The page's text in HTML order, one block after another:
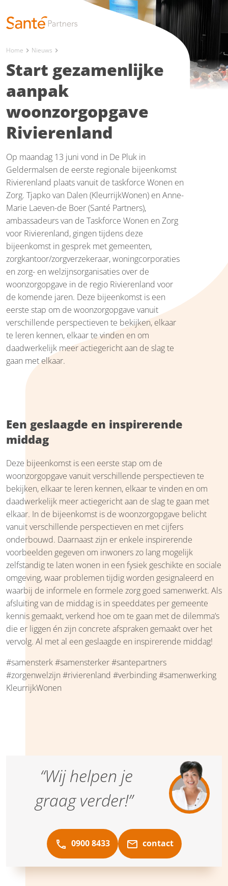
Home chevron_right Nieuws chevron_right
Start gezamenlijke
aanpak
woonzorgopgave
Rivierenland
Op maandag 13 juni vond in De Pluk in
Geldermalsen de eerste regionale bijeenkomst
Rivierenland plaats vanuit de taskforce Wonen en
Zorg. Tjapko van Dalen (KleurrijkWonen) en Anne-
Marie Laeven-de Boer (Santé Partners),
ambassadeurs van de Taskforce Wonen en Zorg
voor Rivierenland, gingen tijdens deze
bijeenkomst in gesprek met gemeenten,
zorgkantoor/zorgverzekeraar, woningcorporaties
en zorg- en welzijnsorganisaties over de
woonzorgopgave in de regio Rivierenland voor
de komende jaren. Deze bijeenkomst is een
eerste stap om de woonzorgopgave vanuit
verschillende perspectieven te bekijken, elkaar
te leren kennen, elkaar te vinden en om
daadwerkelijk meer actiegericht aan de slag te
gaan met elkaar.
Een geslaagde en inspirerende
middag
Deze bijeenkomst is een eerste stap om de
woonzorgopgave vanuit verschillende perspectieven te
bekijken, elkaar te leren kennen, elkaar te vinden en om
daadwerkelijk meer actiegericht aan de slag te gaan met
elkaar. In de bijeenkomst is de woonzorgopgave belicht
vanuit verschillende perspectieven en met cijfers
onderbouwd. Daarnaast zijn er enkele inspirerende
voorbeelden gegeven om inwoners zo lang mogelijk
zelfstandig te laten wonen in een fysiek geschikte en sociale
omgeving, waar problemen tijdig worden gesignaleerd en
waarbij de informele en formele zorg goed samenwerkt. Als
afsluiting van de middag is in speeddates per gemeente
kennis gemaakt, verkend hoe om te gaan met de dilemma’s
die er liggen én zijn concrete afspraken gemaakt over het
vervolg. Al met al een geslaagde en inspirerende middag!
#samensterk #samensterker #santepartners
#zorgenwelzijn #rivierenland #verbinding #samenwerking
KleurrijkWonen
“Wij helpen je
graag verder!”
0900 8433 contact